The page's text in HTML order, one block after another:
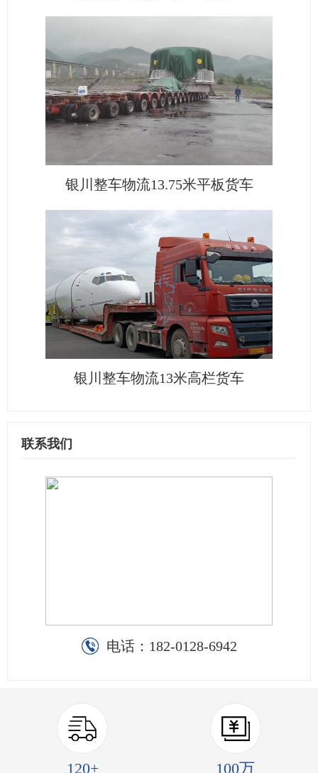
银川整车物流13.75米平板货车
银川整车物流13米高栏货车
联系我们
电话： 182-0128-6942
120+ 100万